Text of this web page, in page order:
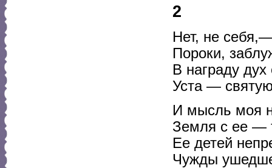
2
Нет, не
Пороки,
В награду
Уста —
И мысль моя
Земля с ее —
Ее детей
Чужды